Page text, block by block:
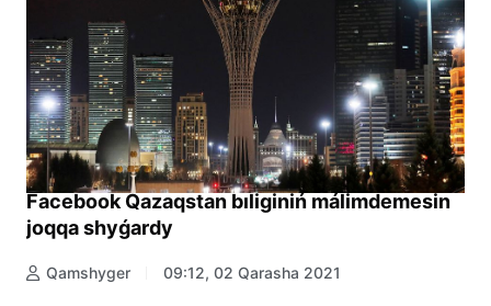
Facebook Qazaqstan bıliginiń málimdemesin
joqqa shyǵardy
Qamshyger 09:12, 02 Qarasha 2021